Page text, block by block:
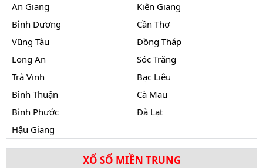
An Giang
Kiên Giang
Bình Dương
Cần Thơ
Vũng Tàu
Đồng Tháp
Long An
Sóc Trăng
Trà Vinh
Bạc Liêu
Bình Thuận
Cà Mau
Bình Phước
Đà Lạt
Hậu Giang
XỔ SỐ MIỀN TRUNG